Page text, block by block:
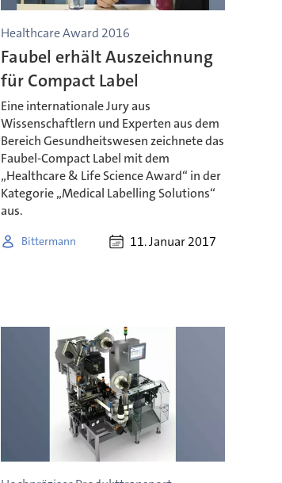
Healthcare Award 2016
Faubel erhält Auszeichnung
für Compact Label
Eine internationale Jury aus
Wissenschaftlern und Experten aus dem
Bereich Gesundheitswesen zeichnete das
Faubel-Compact Label mit dem
„Healthcare & Life Science Award“ in der
Kategorie „Medical Labelling Solutions“
aus.
Bittermann 11. Januar 2017